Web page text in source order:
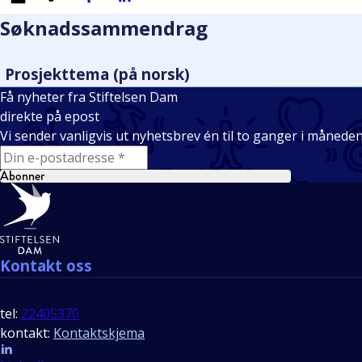
Søknadssammendrag
Prosjekttema (på norsk)
Få nyheter fra Stiftelsen Dam
direkte på epost
Vi sender vanligvis ut nyhetsbrev én til to ganger i
E-mail
Abonner
Bunntekst
Kontakt oss
tel: 22405370
kontakt: Kontaktskjema
Follow us